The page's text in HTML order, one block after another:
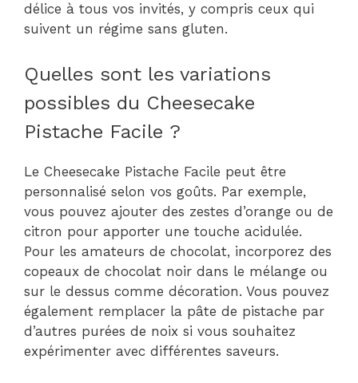
délice à tous vos invités, y compris ceux qui
suivent un régime sans gluten.
Quelles sont les variations
possibles du Cheesecake
Pistache Facile ?
Le Cheesecake Pistache Facile peut être
personnalisé selon vos goûts. Par exemple,
vous pouvez ajouter des zestes d’orange ou de
citron pour apporter une touche acidulée.
Pour les amateurs de chocolat, incorporez des
copeaux de chocolat noir dans le mélange ou
sur le dessus comme décoration. Vous pouvez
également remplacer la pâte de pistache par
d’autres purées de noix si vous souhaitez
expérimenter avec différentes saveurs.